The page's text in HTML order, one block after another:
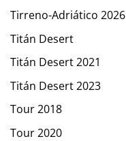
Tirreno-Adriático 2026
Titán Desert
Titán Desert 2021
Titán Desert 2023
Tour 2018
Tour 2020